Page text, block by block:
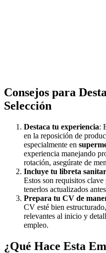
Consejos para
Selección
Destaca tu experiencia:
en la reposición de
especialmente en
experiencia manejando
rotación, asegúrate de
Incluye tu libreta
Estos son requisitos
tenerlos actualizados
Prepara tu CV de
CV esté bien
relevantes al inicio y
empleo.
¿Qué Hace Esta